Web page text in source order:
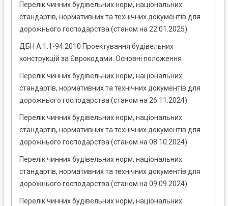
Перелік чинних будівельних норм, національних
стандартів, нормативних та технічних документів для
дорожнього господарства (станом на 22.01.2025)
ДБН А.1.1-94:2010 Проектування будівельних
конструкцій за Єврокодами. Основні положення
Перелік чинних будівельних норм, національних
стандартів, нормативних та технічних документів для
дорожнього господарства (станом на 26.11.2024)
Перелік чинних будівельних норм, національних
стандартів, нормативних та технічних документів для
дорожнього господарства (станом на 08.10.2024)
Перелік чинних будівельних норм, національних
стандартів, нормативних та технічних документів для
дорожнього господарства (станом на 09.09.2024)
Перелік чинних будівельних норм, національних